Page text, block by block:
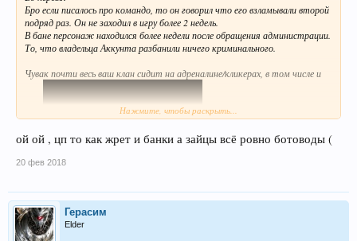
Бро если писалось про командо, то он говорил что его взламывали второй
подряд раз. Он не заходил в игру более 2 недель.
В бане персонаж находился более недели после обращения администрации.
То, что владельца Аккунта разбанили ничего криминального.
Чувак почти весь ваш клан сидит на адреналине/кликерах, в том числе и
ты.
Можешь конечно убрать видео с твоего ютуб канала, но там даже не
вооруженным взглядом видно как юзается ЦП без твоего участия.
Про использование мышки для скиллов слов нет:D Тату +5 стр-3декс
Нажмите, чтобы раскрыть...
ой ой , цп то как жрет и банки а зайцы всё ровно ботоводы (
20 фев 2018
Герасим
Elder